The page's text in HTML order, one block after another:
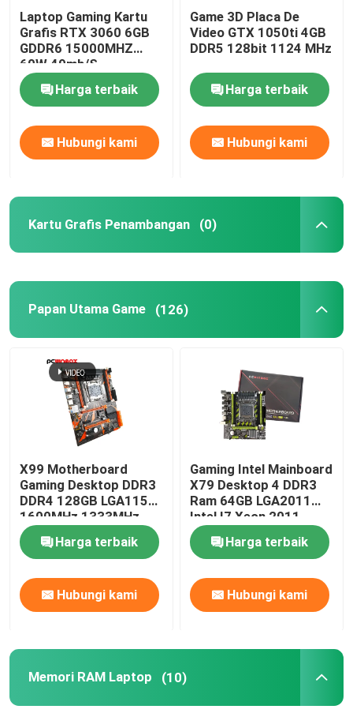
Laptop Gaming Kartu
Grafis RTX 3060 6GB
GDDR6 15000MHZ
60W 49mh/S
Harga terbaik
Hubungi kami
Game 3D Placa De
Video GTX 1050ti 4GB
DDR5 128bit 1124 MHz
Harga terbaik
Hubungi kami
Kartu Grafis Penambangan (0)
Papan Utama Game (126)
X99 Motherboard
Gaming Desktop DDR3
DDR4 128GB LGA1155
1600MHz 1333MHz
Harga terbaik
Hubungi kami
Gaming Intel Mainboard
X79 Desktop 4 DDR3
Ram 64GB LGA2011
Intel I7 Xeon 2011
Harga terbaik
Hubungi kami
Memori RAM Laptop (10)